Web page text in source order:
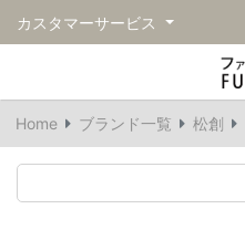
カスタマーサービス
Home ブランド一覧 松創
ソファ
すべてのソファ
チェア
すべてのチェア
スツール・ベンチ
すべてのスツール・ベンチ
テーブル
すべてのテーブル
収納
すべての収納
ライト・照明
すべてのライト・照明
アクセサリー
すべてのアクセサリー
フレグランス
すべてのフレグランス